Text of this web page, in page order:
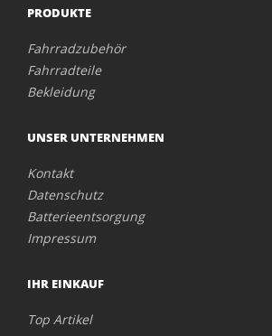
PRODUKTE
Fahrradzubehör
Fahrradteile
Bekleidung
UNSER UNTERNEHMEN
Kontakt
Datenschutz
Batterieentsorgung
Impressum
IHR EINKAUF
Top Artikel